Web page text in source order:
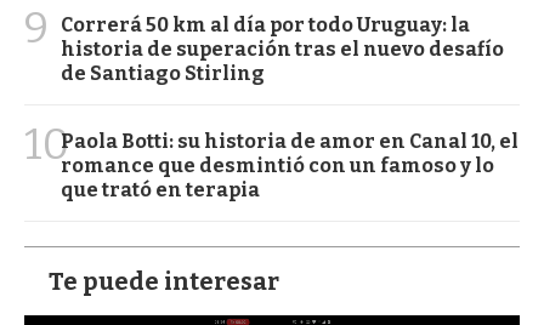
9
Correrá 50 km al día por todo Uruguay: la
historia de superación tras el nuevo desafío
de Santiago Stirling
10Paola Botti: su historia de amor en Canal 10, el
romance que desmintió con un famoso y lo
que trató en terapia
Te puede interesar